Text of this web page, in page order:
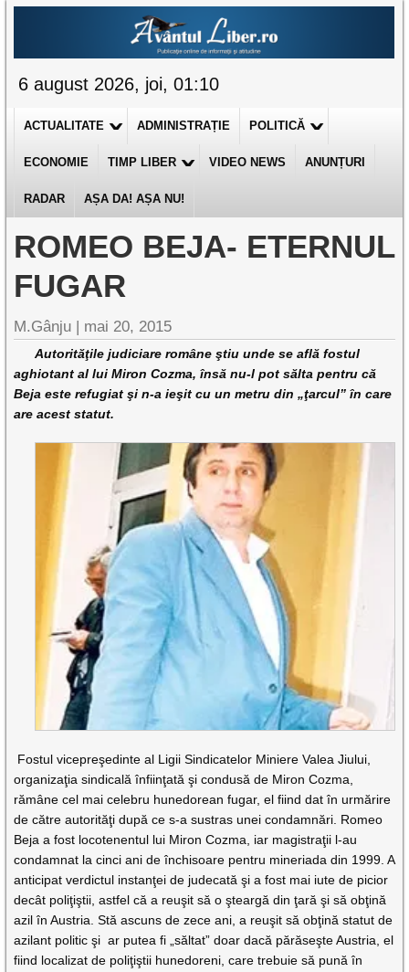
6 august 2026, joi, 01:10
ACTUALITATE ADMINISTRAȚIE POLITICĂ
ECONOMIE TIMP LIBER VIDEO NEWS ANUNȚURI
RADAR AȘA DA! AȘA NU!
ROMEO BEJA- ETERNUL
FUGAR
M.Gânju | mai 20, 2015
Autorităţile judiciare române ştiu unde se află fostul
aghiotant al lui Miron Cozma, însă nu-l pot sălta pentru că
Beja este refugiat şi n-a ieşit cu un metru din „ţarcul” în care
are acest statut.
Fostul vicepreşedinte al Ligii Sindicatelor Miniere Valea Jiului,
organizaţia sindicală înfiinţată şi condusă de Miron Cozma,
rămâne cel mai celebru hunedorean fugar, el fiind dat în urmărire
de către autorităţi după ce s-a sustras unei condamnări. Romeo
Beja a fost locotenentul lui Miron Cozma, iar magistraţii l-au
condamnat la cinci ani de închisoare pentru mineriada din 1999. A
anticipat verdictul instanţei de judecată şi a fost mai iute de picior
decât poliţiştii, astfel că a reuşit să o şteargă din ţară şi să obţină
azil în Austria. Stă ascuns de zece ani, a reuşit să obţină statut de
azilant politic şi ar putea fi „săltat” doar dacă părăseşte Austria, el
fiind localizat de poliţiştii hunedoreni, care trebuie să pună în